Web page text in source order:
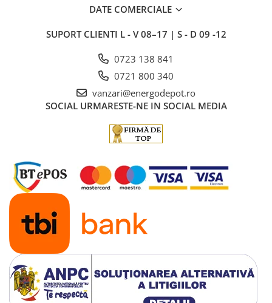
DATE COMERCIALE
SUPORT CLIENTI L - V 08–17 | S - D 09 -12
0723 138 841
0721 800 340
vanzari@energodepot.ro
SOCIAL URMARESTE-NE IN SOCIAL MEDIA